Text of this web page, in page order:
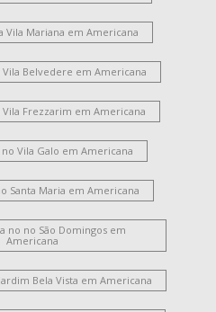
Vila Mariana em Americana
Vila Belvedere em Americana
Vila Frezzarim em Americana
no Vila Galo em Americana
Santa Maria em Americana
no no São Domingos em
Americana
Bela Vista em Americana